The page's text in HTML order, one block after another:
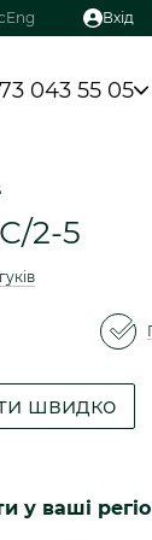
Eng Вхід
043 55 05
2-5
швидко
у ваші